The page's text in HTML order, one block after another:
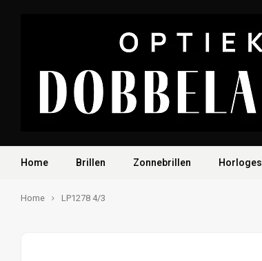
Home Brillen Zonnebrillen Horloges
Home LP1278 4/3